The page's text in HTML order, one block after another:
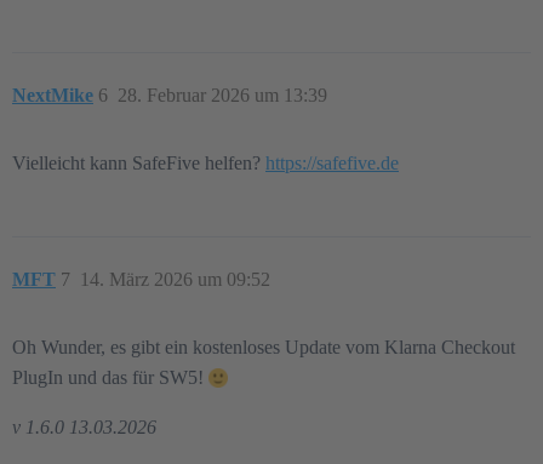
NextMike 28. Februar 2026 um 13:39
6
Vielleicht kann SafeFive helfen? https://safefive.de
MFT 14. März 2026 um 09:52
7
Oh Wunder, es gibt ein kostenloses Update vom Klarna Checkout
PlugIn und das für SW5!
v 1.6.0 13.03.2026